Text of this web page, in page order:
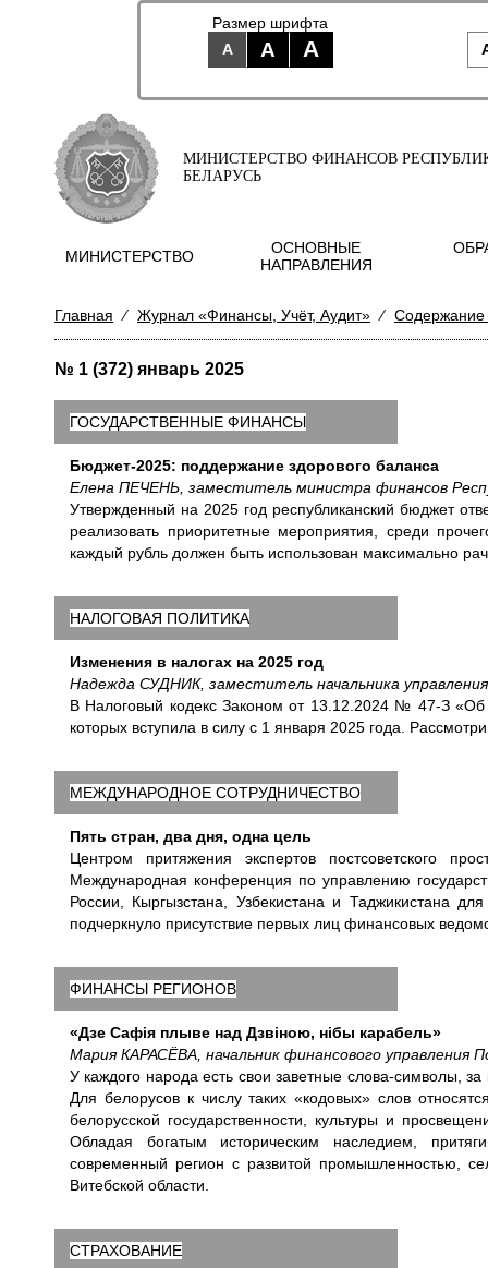
Размер шрифта
A
A A
МИНИСТЕРСТВО ФИНАНСОВ
БЕЛАРУСЬ
МИНИСТЕРСТВО
ОСНОВНЫЕ
НАПРАВЛЕНИЯ
Главная ⁄ Журнал «Финансы, Учёт, Аудит» ⁄
№ 1 (372) январь 2025
ГОСУДАРСТВЕННЫЕ ФИНАНСЫ
Бюджет-2025: поддержание здорового баланса
Елена ПЕЧЕНЬ, заместитель министра финансов
Утвержденный на 2025 год республиканский бюджет
реализовать приоритетные мероприятия, среди
каждый рубль должен быть использован максимально
НАЛОГОВАЯ ПОЛИТИКА
Изменения в налогах на 2025 год
Надежда СУДНИК, заместитель начальника
В Налоговый кодекс Законом от 13.12.2024 № 47-З «Об
которых вступила в силу с 1 января 2025 года.
МЕЖДУНАРОДНОЕ СОТРУДНИЧЕСТВО
Пять стран, два дня, одна цель
Центром притяжения экспертов постсоветского
Международная конференция по управлению
России, Кыргызстана, Узбекистана и Таджикистана
подчеркнуло присутствие первых лиц финансовых
ФИНАНСЫ РЕГИОНОВ
«Дзе Сафія плыве над Дзвіною, нібы карабель»
Мария КАРАСЁВА, начальник финансового управления
У каждого народа есть свои заветные слова-символы,
Для белорусов к числу таких «кодовых» слов
белорусской государственности, культуры и
Обладая богатым историческим наследием,
современный регион с развитой промышленностью,
Витебской области.
СТРАХОВАНИЕ